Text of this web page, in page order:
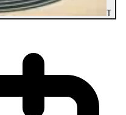
T